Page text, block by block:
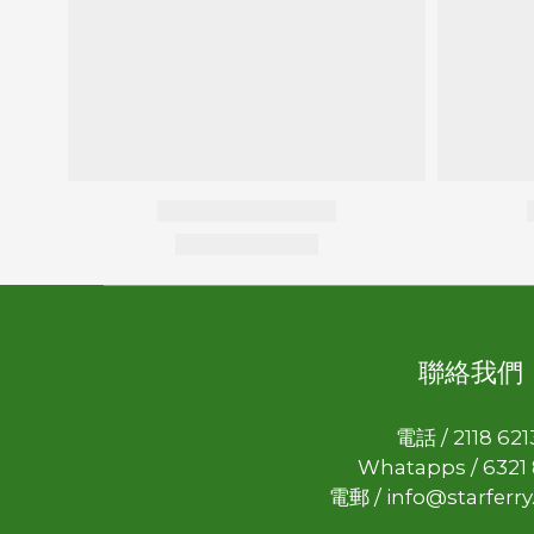
聯絡我們
電話 / 2118
Whatapps / 6321
電郵 /